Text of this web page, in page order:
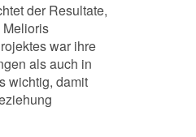
der Resultate,
Melioris
war ihre
als auch in
wichtig, damit